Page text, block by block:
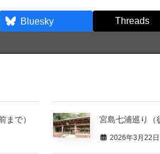
Bluesky Threads
まで） 宮島七浦巡り（
2026年3月22日